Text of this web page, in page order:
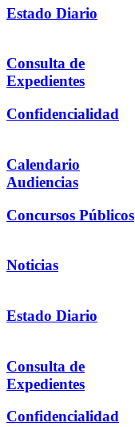
Estado Diario
Consulta de
Expedientes
Confidencialidad
Calendario
Audiencias
Concursos Públicos
Noticias
Estado Diario
Consulta de
Expedientes
Confidencialidad